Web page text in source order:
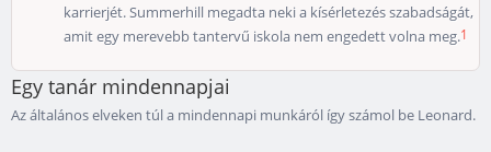
karrierjét. Summerhill megadta neki a kísérletezés szabadságát,
amit egy merevebb tantervű iskola nem engedett volna meg.1
Egy tanár mindennapjai
Az általános elveken túl a mindennapi munkáról így számol be Leonard.